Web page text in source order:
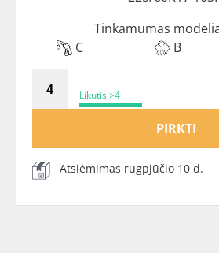
Tinkamumas
C
B
Likutis >4
PIRKTI
Atsiėmimas rugpjūčio 10 d.